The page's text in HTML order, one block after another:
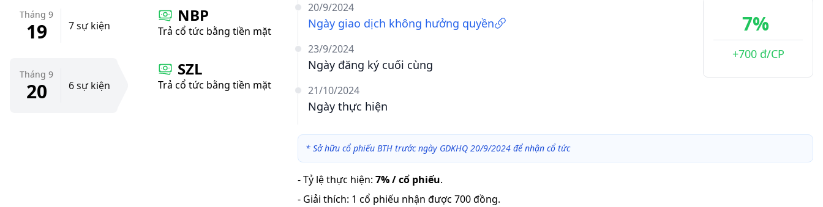
Tháng 9
19 7 sự kiện
Tháng 9
20 6 sự kiện
NBP
Trả cổ tức bằng tiền mặt
SZL
Trả cổ tức bằng tiền mặt
20/9/2024
Ngày giao dịch không hưởng quyền
23/9/2024
Ngày đăng ký cuối cùng
21/10/2024
Ngày thực hiện
7%
+700 đ/CP
* Sở hữu cổ phiếu BTH trước ngày GDKHQ 20/9/2024 để nhận cổ tức
-Tỷ lệ thực hiện: 7% / cổ phiếu.
- Giải thích: 1 cổ phiếu nhận được 700 đồng.